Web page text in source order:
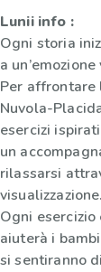
Lunii info :
Ogni storia
a
Per affrontare
Nuvola-
esercizi
un
rilassarsi
visualizzazione.
Ogni esercizio
aiuterà i
si sentiranno